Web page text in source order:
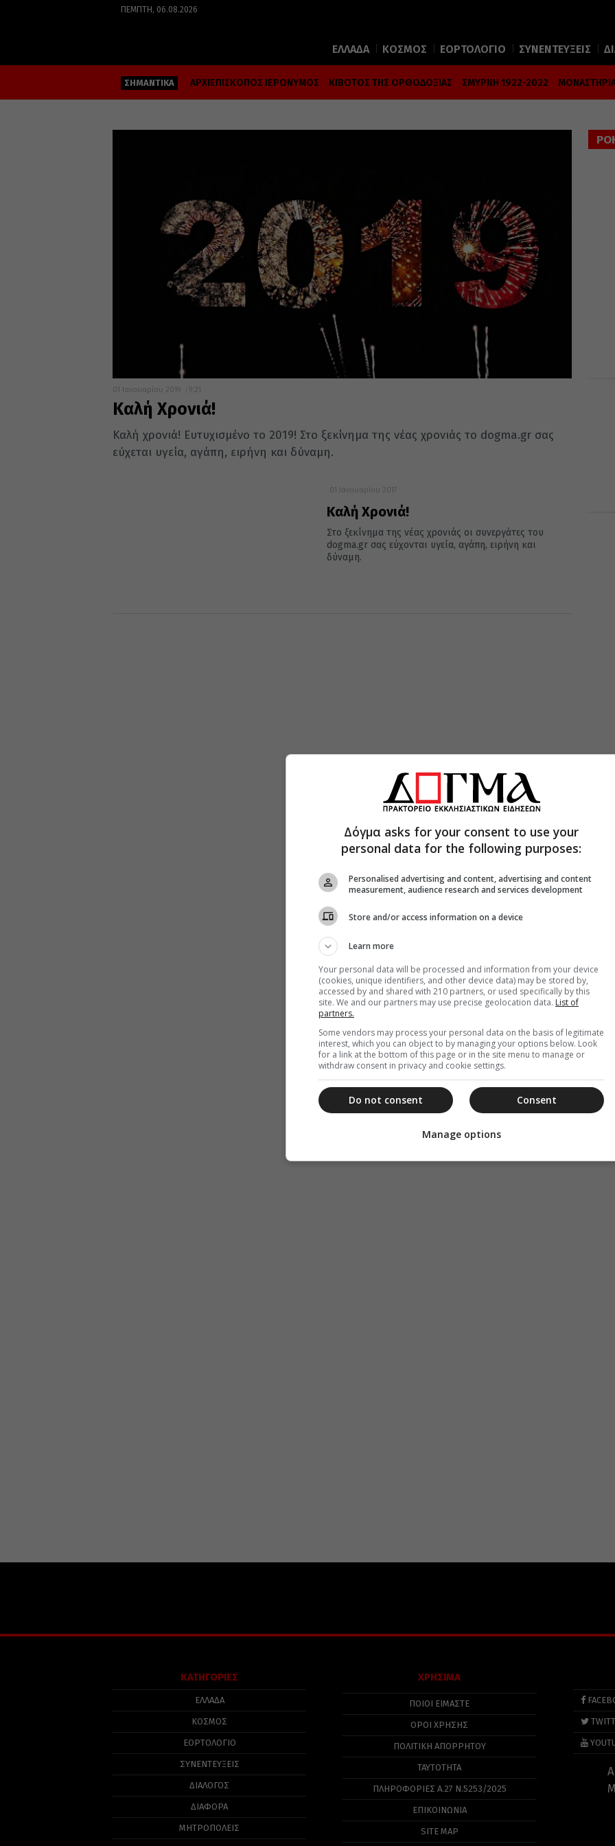
ΠΈΜΠΤΗ, 06.08.2026
ΕΛΛΑΔΑ ΚΟΣΜΟΣ ΕΟΡΤΟΛΟΓΙΟ ΣΥΝΕΝΤΕΥΞΕΙΣ
ΣΗΜΑΝΤΙΚΑ ΑΡΧΙΕΠΙΣΚΟΠΟΣ ΙΕΡΩΝΥΜΟΣ ΚΙΒΩΤΟΣ ΤΗΣ ΟΡΘΟΔΟΞΙΑΣ ΣΜΥΡΝΗ 1922-2022
01 Ιανουαρίου 2019 9:21
Καλή Χρονιά!
Καλή χρονιά! Ευτυχισμένο το 2019! Στο ξεκίνημα της νέας χρονιάς το dogma.gr σας
εύχεται υγεία, αγάπη, ειρήνη και δύναμη.
01 Ιανουαρίου 2017
Καλή Χρονιά!
Στο ξεκίνημα της νέας χρονιάς οι συνεργάτες του
dogma.gr σας εύχονται υγεία, αγάπη, ειρήνη και
δύναμη.
ΚΑΤΗΓΟΡΙΕΣ
ΕΛΛΑΔΑ
ΚΟΣΜΟΣ
ΕΟΡΤΟΛΟΓΙΟ
ΣΥΝΕΝΤΕΥΞΕΙΣ
ΔΙΑΛΟΓΟΣ
ΔΙΑΦΟΡΑ
ΜΗΤΡΟΠΟΛΕΙΣ
ΧΡΗΣΙΜΑ
ΠΟΙΟΙ ΕΙΜΑΣΤΕ
ΟΡΟΙ ΧΡΗΣΗΣ
ΠΟΛΙΤΙΚΉ ΑΠΟΡΡΉΤΟΥ
ΤΑΥΤΟΤΗΤΑ
ΠΛΗΡΟΦΟΡΊΕΣ Α.27 Ν.5253/2025
ΕΠΙΚΟΙΝΩΝΙΑ
SITE MAP
Δόγμα asks for your consent to use your
personal data for the following purposes:
Personalised advertising and content, advertising and content
measurement, audience research and services development
Store and/or access information on a device
Learn more
Your personal data will be processed and information from your device
(cookies, unique identifiers, and other device data) may be stored by,
accessed by and shared with 210 partners, or used specifically by this
site. We and our partners may use precise geolocation data. List of
partners.
Some vendors may process your personal data on the basis of legitimate
interest, which you can object to by managing your options below. Look
for a link at the bottom of this page or in the site menu to manage or
withdraw consent in privacy and cookie settings.
Consent
Do not consent
Manage options